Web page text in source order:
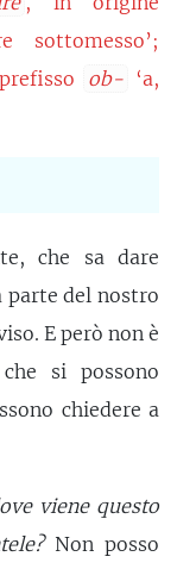
sottomesso’;
ob-
‘a,
che sa dare
parte del nostro
E però non è
si possono
chiedere a
viene questo
Non posso